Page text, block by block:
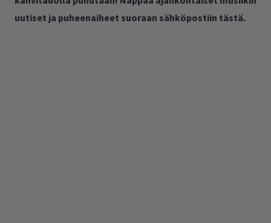
uutiset ja puheenaiheet suoraan sähköpostiin tästä.